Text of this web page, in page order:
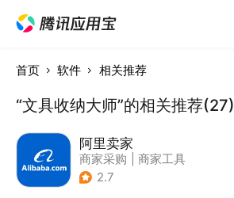
首页 软件 相关推荐
“文具收纳大师”的相关推荐(27)
阿里卖家
商家采购
商家工具
2.7